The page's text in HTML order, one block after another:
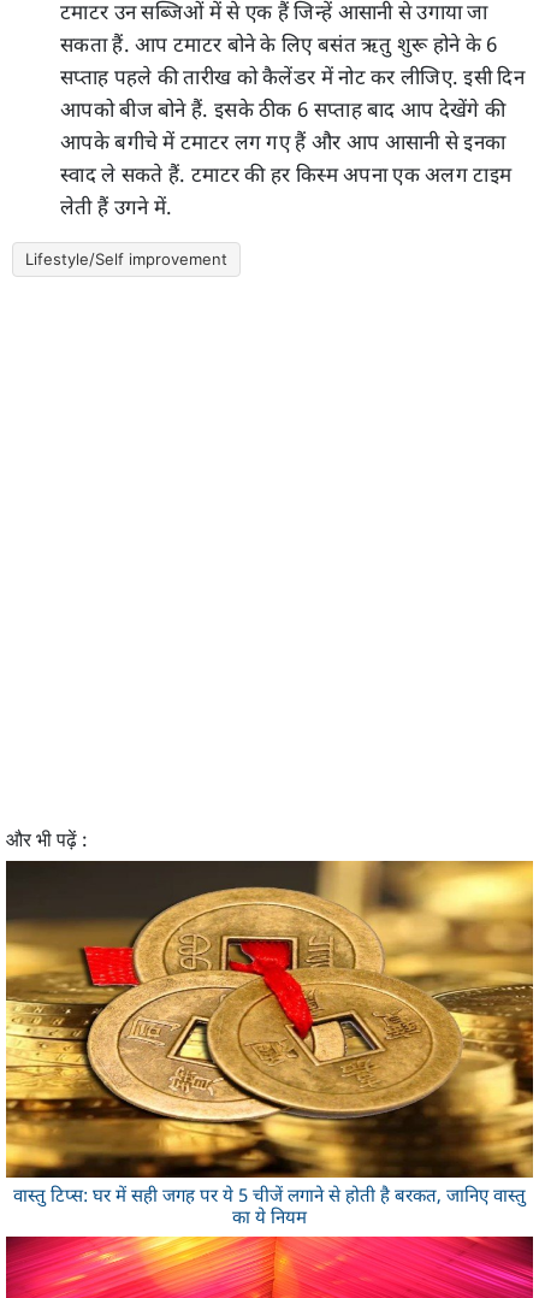
टमाटर उन सब्जिओं में से एक हैं जिन्हें आसानी से उगाया जा
सकता हैं. आप टमाटर बोने के लिए बसंत ऋतु शुरू होने के 6
सप्ताह पहले की तारीख को कैलेंडर में नोट कर लीजिए. इसी दिन
आपको बीज बोने हैं. इसके ठीक 6 सप्ताह बाद आप देखेंगे की
आपके बगीचे में टमाटर लग गए हैं और आप आसानी से इनका
स्वाद ले सकते हैं. टमाटर की हर किस्म अपना एक अलग टाइम
लेती हैं उगने में.
Lifestyle/Self improvement
और भी पढ़ें :
वास्तु टिप्स: घर में सही जगह पर ये 5 चीजें लगाने से होती है बरकत, जानिए वास्तु
का ये नियम